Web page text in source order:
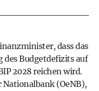
dass das
des Budgetdefizits auf
2028 reichen wird.
(OeNB),